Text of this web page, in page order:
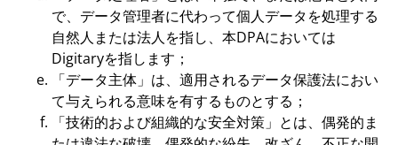
で、データ管理者に代わって個人データを処理する
自然人または法人を指し、本DPAにおいては
Digitaryを指します；
「データ主体」は、適用されるデータ保護法におい
て与えられる意味を有するものとする；
「技術的および組織的な安全対策」とは、偶発的ま